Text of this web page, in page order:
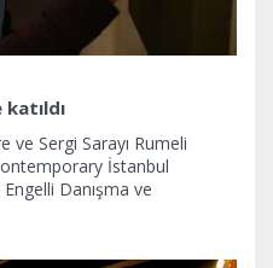
ve Sergi Sarayı Rumeli
İstanbul
Danışma ve